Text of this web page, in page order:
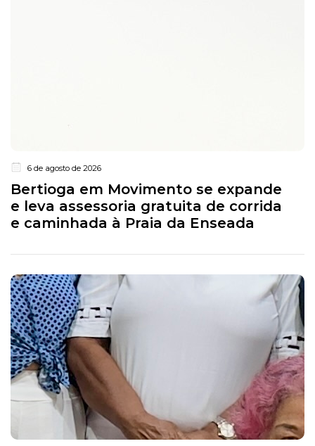
6 de agosto de 2026
Bertioga em Movimento se expande
e leva assessoria gratuita de corrida
e caminhada à Praia da Enseada